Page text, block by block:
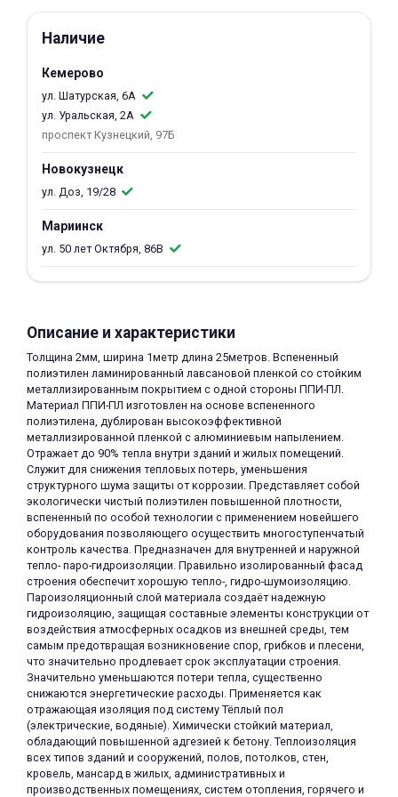
Наличие
Кемерово
ул. Шатурская, 6А
ул. Уральская, 2А
проспект Кузнецкий, 97Б
Новокузнецк
ул. Доз, 19/28
Мариинск
ул. 50 лет Октября, 86В
Описание и характеристики
Толщина 2мм, ширина 1метр длина 25метров. Вспененный
полиэтилен ламинированный лавсановой пленкой со стойким
металлизированным покрытием с одной стороны ППИ-ПЛ.
Материал ППИ-ПЛ изготовлен на основе вспененного
полиэтилена, дублирован высокоэффективной
металлизированной пленкой с алюминиевым напылением.
Отражает до 90% тепла внутри зданий и жилых помещений.
Служит для снижения тепловых потерь, уменьшения
структурного шума защиты от коррозии. Представляет собой
экологически чистый полиэтилен повышенной плотности,
вспененный по особой технологии с применением новейшего
оборудования позволяющего осуществить многоступенчатый
контроль качества. Предназначен для внутренней и наружной
тепло- паро-гидроизоляции. Правильно изолированный фасад
строения обеспечит хорошую тепло-, гидро-шумоизоляцию.
Пароизоляционный слой материала создаёт надежную
гидроизоляцию, защищая составные элементы конструкции от
воздействия атмосферных осадков из внешней среды, тем
самым предотвращая возникновение спор, грибков и плесени,
что значительно продлевает срок эксплуатации строения.
Значительно уменьшаются потери тепла, существенно
снижаются энергетические расходы. Применяется как
отражающая изоляция под систему Тёплый пол
(электрические, водяные). Химически стойкий материал,
обладающий повышенной адгезией к бетону. Теплоизоляция
всех типов зданий и сооружений, полов, потолков, стен,
кровель, мансард в жилых, административных и
производственных помещениях, систем отопления, горячего и
об оплате Плайтом
раз в 2
недели
раз в 2 недели
Остались вопросы?
8 800 302-02-51
plait.ru